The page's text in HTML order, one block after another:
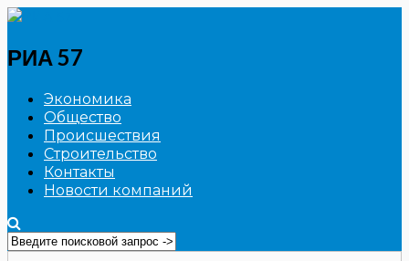
РИА 57
Экономика
Общество
Происшествия
Строительство
Контакты
Новости компаний